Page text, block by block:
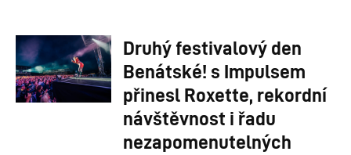
Druhý festivalový den
Benátské! s Impulsem
přinesl Roxette, rekordní
návštěvnost i řadu
nezapomenutelných